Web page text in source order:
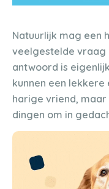
Natuurlijk mag een
veelgestelde vraag
antwoord is
kunnen een
harige vriend,
dingen om in